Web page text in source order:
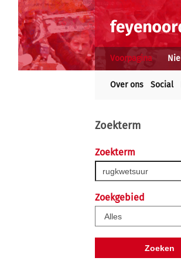
Voorpagina
Over ons Social
Zoekterm
Zoekterm
Zoekgebied